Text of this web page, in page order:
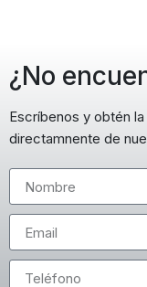
¿No
Escríbenos y obtén
directamnente de